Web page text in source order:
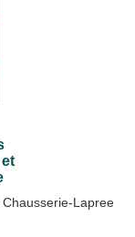
Chausserie-Lapree